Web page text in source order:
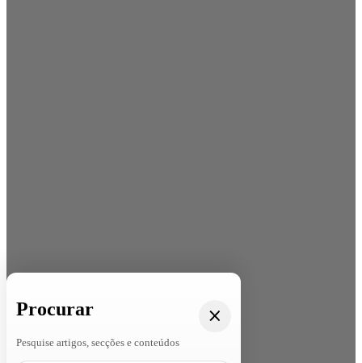
Procurar
Pesquise artigos, secções e conteúdos